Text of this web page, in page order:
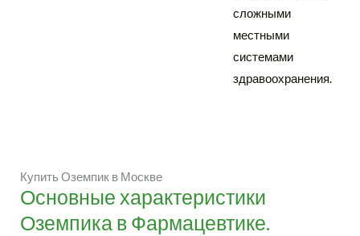
сложными
местными
системами
здравоохранения.
Купить Оземпик в Москве
Основные характеристики
Оземпика в Фармацевтике.